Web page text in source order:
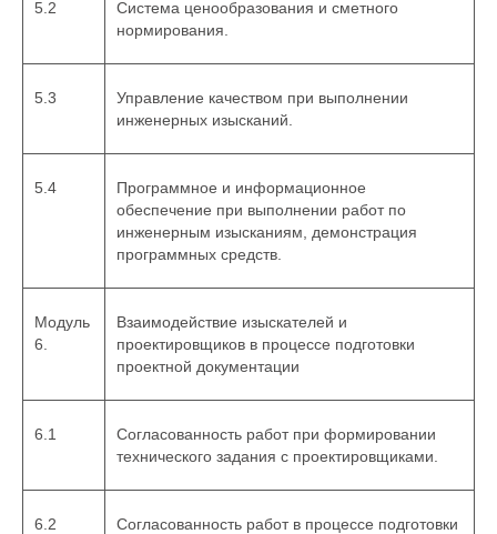
5.2
Система ценообразования и сметного
нормирования.
5.3
Управление качеством при выполнении
инженерных изысканий.
5.4
Программное и информационное
обеспечение при выполнении работ по
инженерным изысканиям, демонстрация
программных средств.
Модуль
6.
Взаимодействие изыскателей и
проектировщиков в процессе подготовки
проектной документации
6.1
Согласованность работ при формировании
технического задания с проектировщиками.
6.2
Согласованность работ в процессе подготовки